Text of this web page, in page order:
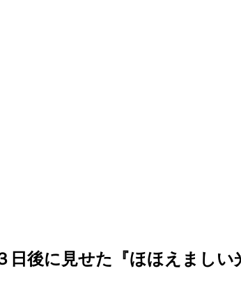
後に見せた『ほほえましい